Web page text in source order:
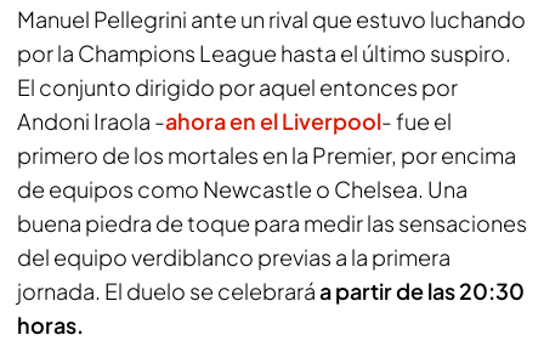
Manuel Pellegrini ante un rival que estuvo luchando
por la Champions League hasta el último suspiro.
El conjunto dirigido por aquel entonces por
Andoni Iraola -ahora en el Liverpool- fue el
primero de los mortales en la Premier, por encima
de equipos como Newcastle o Chelsea. Una
buena piedra de toque para medir las sensaciones
del equipo verdiblanco previas a la primera
jornada. El duelo se celebraráa partir de las 20:30
horas.